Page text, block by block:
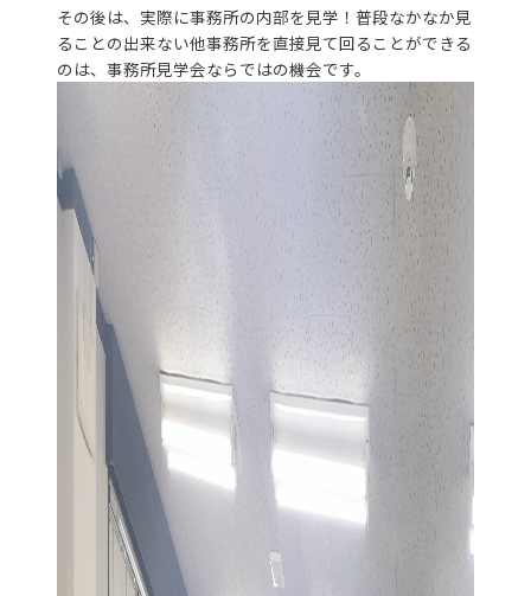
その後は、実際に事務所の内部を見学！普段なかなか見
ることの出来ない他事務所を直接見て回ることができる
のは、事務所見学会ならではの機会です。